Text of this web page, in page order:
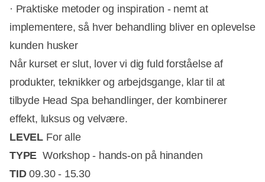
· Praktiske metoder og inspiration - nemt at
implementere, så hver behandling bliver en oplevelse
kunden husker
Når kurset er slut, lover vi dig fuld forståelse af
produkter, teknikker og arbejdsgange, klar til at
tilbyde Head Spa behandlinger, der kombinerer
effekt, luksus og velvære.
LEVEL For alle
TYPE Workshop - hands-on på hinanden
TID09.30 - 15.30